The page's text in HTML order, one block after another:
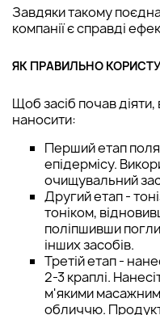
Завдяки такому
компанії є справді
ЯК ПРАВИЛЬНО
Щоб засіб почав
наносити:
Перший етап
епідермісу.
очищувальний
Другий етап -
тоніком,
поліпшивши
інших засобів.
Третій етап -
2-3 краплі.
м'якими
обличчю.